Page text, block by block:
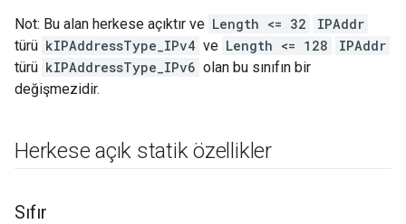
Not: Bu alan herkese açıktır ve Length <= 32
IPAddr
türü kIPAddressType_IPv4 ve Length <= 128
IPAddr
türü kIPAddressType_IPv6 olan bu sınıfın bir
değişmezidir.
Herkese açık statik özellikler
Sıfır